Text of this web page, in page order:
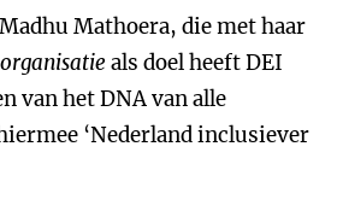
Mathoera, die met haar
als doel heeft DEI
van het DNA van alle
‘Nederland inclusiever